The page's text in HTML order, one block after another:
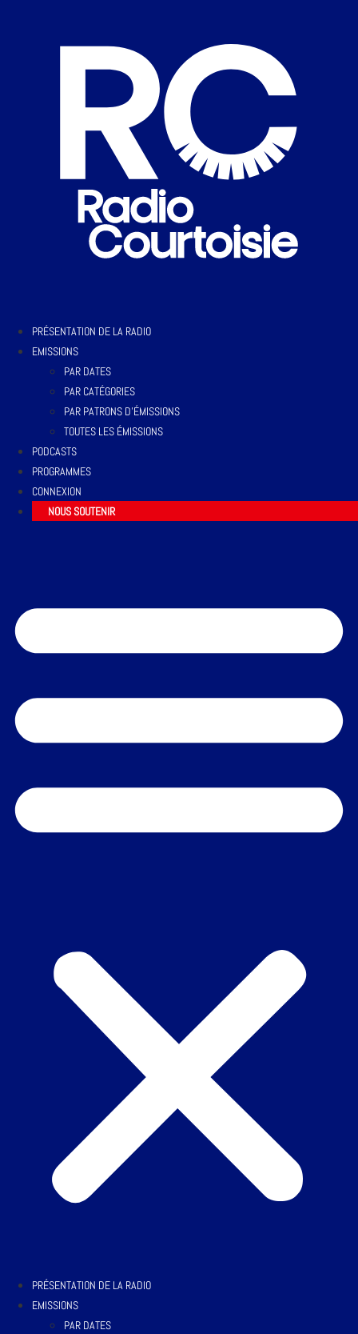
PRÉSENTATION DE LA RADIO
EMISSIONS
PAR DATES
PAR CATÉGORIES
PAR PATRONS D’ÉMISSIONS
TOUTES LES ÉMISSIONS
PODCASTS
PROGRAMMES
CONNEXION
NOUS SOUTENIR
PRÉSENTATION DE LA RADIO
EMISSIONS
PAR DATES